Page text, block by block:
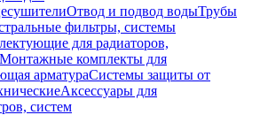
Отвод и подвод водыТрубы
фильтры, системы
для радиаторов,
Монтажные комплекты для
арматураСистемы защиты от
Аксессуары для
систем